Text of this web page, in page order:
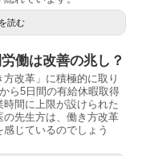
読む
働は改善の兆し？
改革」に積極的に取り
ら5日間の有給休暇取得
間に上限が設けられた
の先生方は、働き方改革
じているのでしょう